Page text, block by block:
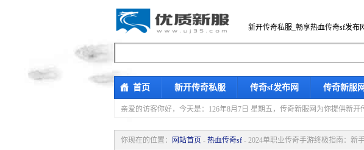
新开传奇私服_畅享热血传奇sf发布
首页 新开传奇私服 传奇sf发布网 传奇新服网
亲爱的访客你好， 今天是：126年8月7日 星期五，传奇新服网为你提供新
你现在的位置： 网站首页 - 热血传奇sf - 2024单职业传奇手游终极指南：新